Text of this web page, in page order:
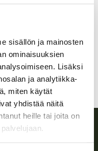
sisällön ja mainosten
ominaisuuksien
Lisäksi
ja analytiikka-
miten käytät
yhdistää näitä
heille tai joita on